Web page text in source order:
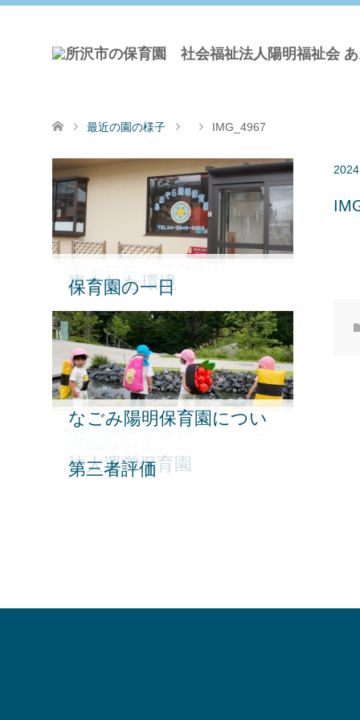
最近の園の様子 IMG_4967
園の沿革・運営方針
保育目標
恵まれた環境
保育園の一日
保育園行事
給食・食育について
なごみ陽明保育園につい
就職活動Q＆A
AccessMap
法人運営保育園
第三者評価